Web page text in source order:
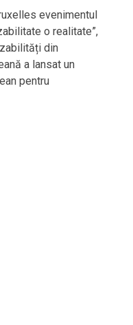
evenimentul
o realitate”,
din
a lansat un
pentru